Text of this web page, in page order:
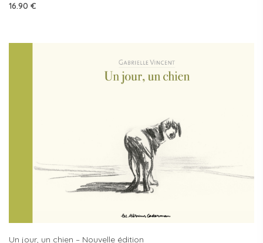
16.90 €
Un jour, un chien – Nouvelle édition